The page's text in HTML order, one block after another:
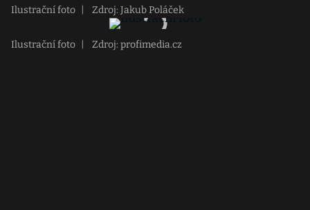
Ilustrační foto Zdroj: Jakub Poláček
Ilustrační foto Zdroj: profimedia.cz